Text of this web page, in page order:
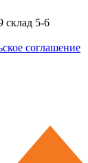
склад 5-6
соглашение